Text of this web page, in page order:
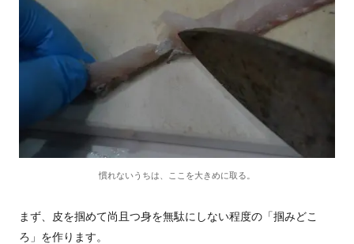
慣れないうちは、ここを大きめに取る。
まず、皮を掴めて尚且つ身を無駄にしない程度の「掴みどこ
ろ」を作ります。